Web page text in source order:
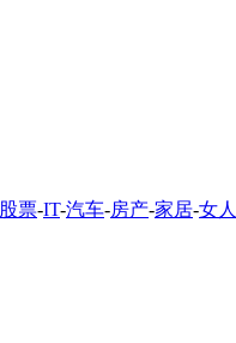
股票-IT-汽车-房产-家居-女人